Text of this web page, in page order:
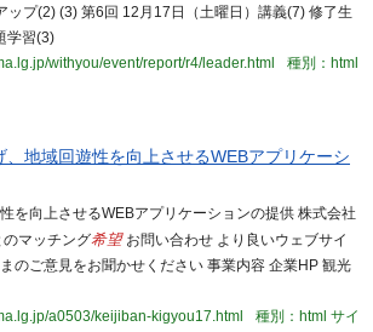
ップ(2) (3) 第6回 12月17日（土曜日）講義(7) 修了生
学習(3)
withyou/event/report/r4/leader.html
種別：html
、地域回遊性を向上させるWEBアプリケーシ
を向上させるWEBアプリケーションの提供 株式会社
マッチング希望お問い合わせ より良いウェブサイ
のご意見をお聞かせください 事業内容 企業HP 観光
a0503/keijiban-kigyou17.html
種別：html サイ